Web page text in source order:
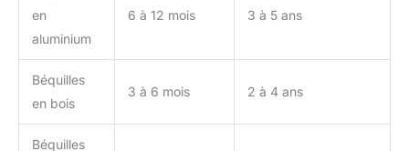
en
aluminium
6 à 12 mois 3 à 5 ans
Béquilles
en bois
3 à 6 mois 2 à 4 ans
Béquilles